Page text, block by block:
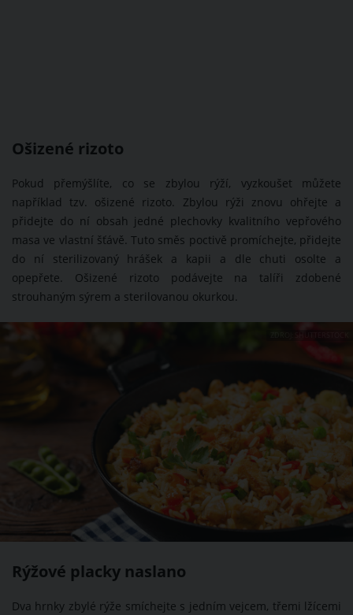
Ošizené rizoto
Pokud přemýšlíte, co se zbylou rýží, vyzkoušet můžete
například tzv. ošizené rizoto. Zbylou rýži znovu ohřejte a
přidejte do ní obsah jedné plechovky kvalitního vepřového
masa ve vlastní šťávě. Tuto směs poctivě promíchejte, přidejte
do ní sterilizovaný hrášek a kapii a dle chuti osolte a
opepřete. Ošizené rizoto podávejte na talíři zdobené
strouhaným sýrem a sterilovanou okurkou.
Rýžové placky naslano
Dva hrnky zbylé rýže smíchejte s jedním vejcem, třemi lžícemi